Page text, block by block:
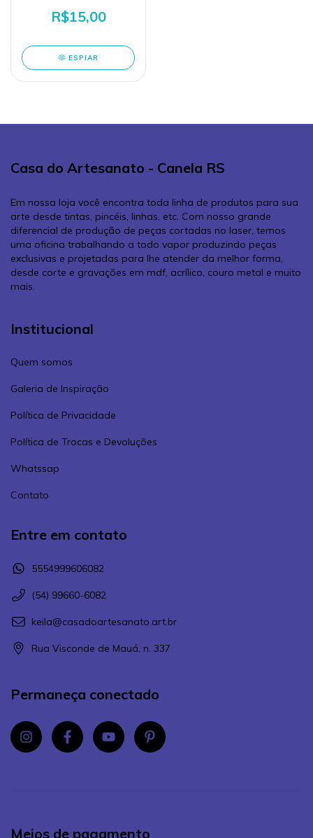
R$15,00
ESPIAR
Casa do Artesanato - Canela RS
Em nossa loja você encontra toda linha de produtos para sua
arte desde tintas, pincéis, linhas, etc. Com nosso grande
diferencial de produção de peças cortadas no laser, temos
uma oficina trabalhando a todo vapor produzindo peças
exclusivas e projetadas para lhe atender da melhor forma,
desde corte e gravações em mdf, acrílico, couro metal e muito
mais.
Institucional
Quem somos
Galeria de Inspiração
Política de Privacidade
Política de Trocas e Devoluções
Whatssap
Contato
Entre em contato
5554999606082
(54) 99660-6082
keila@casadoartesanato.art.br
Rua Visconde de Mauá, n. 337
Permaneça conectado
Meios de pagamento